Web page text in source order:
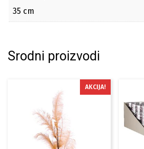
35 cm
Srodni proizvodi
AKCIJA!